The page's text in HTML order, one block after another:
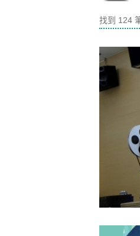
找到 124